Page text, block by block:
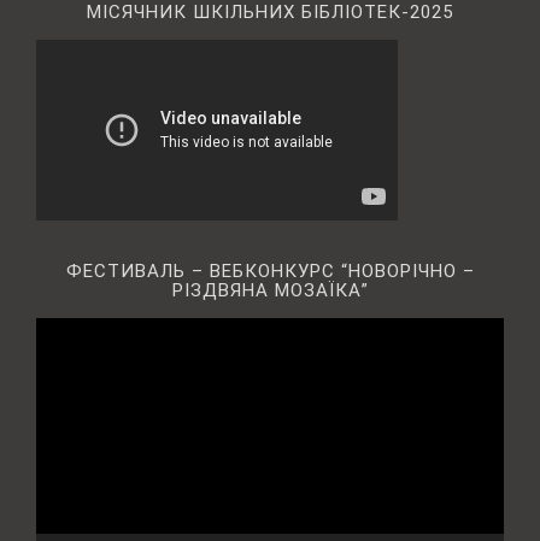
МІСЯЧНИК ШКІЛЬНИХ БІБЛІОТЕК-2025
ФЕСТИВАЛЬ – ВЕБКОНКУРС “НОВОРІЧНО –
РІЗДВЯНА МОЗАЇКА”